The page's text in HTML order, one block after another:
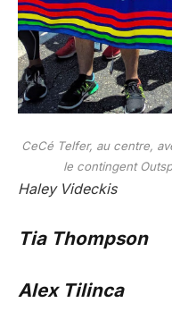
CeCé Telfer, au centre,
le contingent
Haley Videckis
Tia Thompson
Alex Tilinca